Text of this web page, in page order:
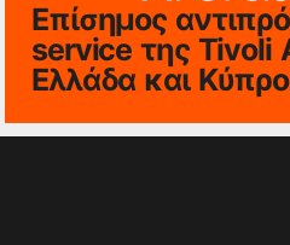
Επίσημος
service της Tivoli
Ελλάδα και